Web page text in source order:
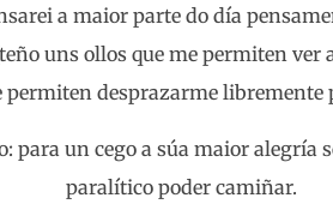
a maior parte do día
uns ollos que me permiten ver
permiten desprazarme libremente
para un cego a súa maior alegría
paralítico poder camiñar.